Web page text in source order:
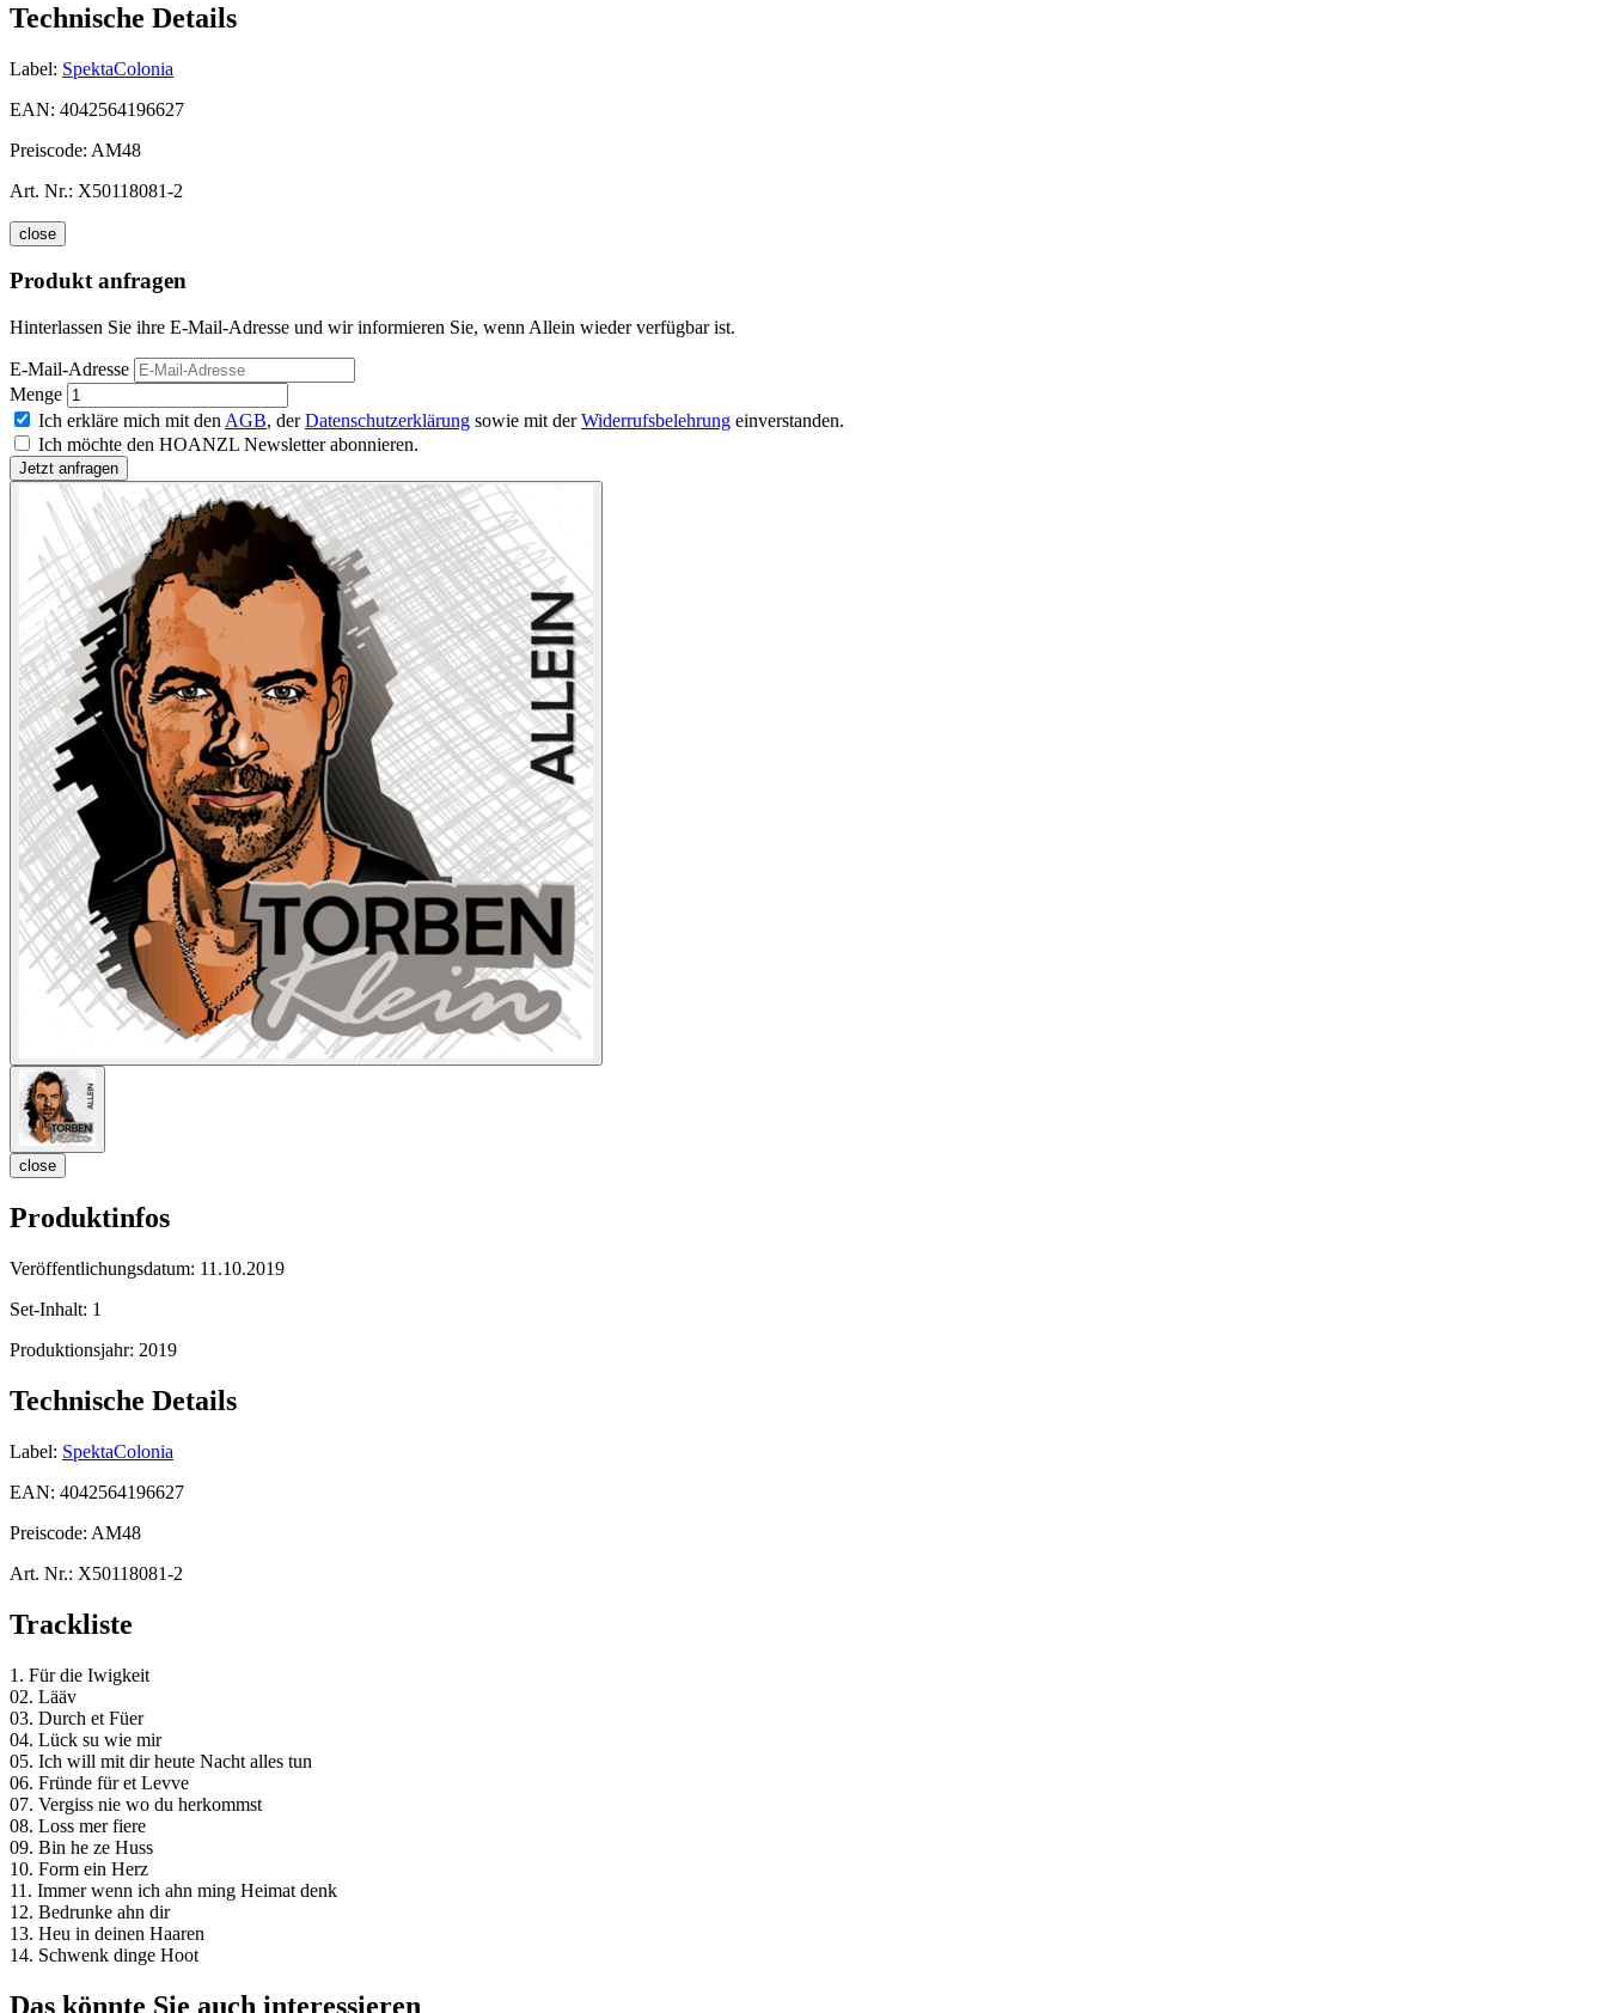
Technische Details
Label: SpektaColonia
EAN: 4042564196627
Preiscode: AM48
Art. Nr.: X50118081-2
close
Produkt anfragen
Hinterlassen Sie ihre E-Mail-Adresse und wir informieren Sie, wenn Allein wieder verfügbar ist.
E-Mail-Adresse
Menge
Ich erkläre mich mit den AGB, derDatenschutzerklärung sowie mit derWiderrufsbelehrung einverstanden.
Ich möchte den HOANZL Newsletter abonnieren.
close
Produktinfos
Veröffentlichungsdatum: 11.10.2019
Set-Inhalt: 1
Produktionsjahr: 2019
Technische Details
Label: SpektaColonia
EAN: 4042564196627
Preiscode: AM48
Art. Nr.: X50118081-2
Trackliste
1. Für die Iwigkeit
02. Lääv
03. Durch et Füer
04. Lück su wie mir
05. Ich will mit dir heute Nacht alles tun
06. Fründe für et Levve
07. Vergiss nie wo du herkommst
08. Loss mer fiere
09. Bin he ze Huss
10. Form ein Herz
11. Immer wenn ich ahn ming Heimat denk
12. Bedrunke ahn dir
13. Heu in deinen Haaren
14. Schwenk dinge Hoot
Das könnte Sie auch interessieren